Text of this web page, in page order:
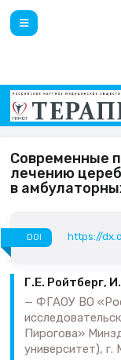
Современные
лечению
в
DOI https://
Г.Е. Ройтберг,
ФГАОУ ВО
Пирогова»
университет), г.